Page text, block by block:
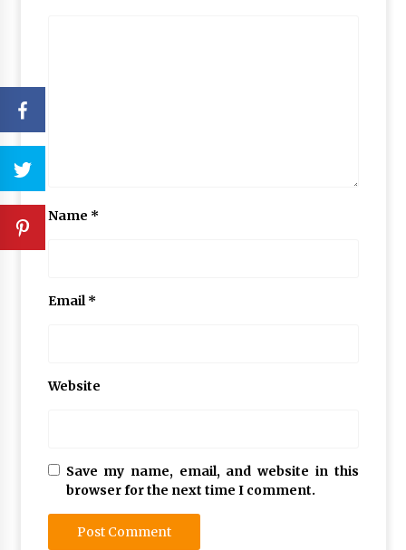
Name *
Email*
Website
Save my name, email, and website in this
browser for the next time I comment.